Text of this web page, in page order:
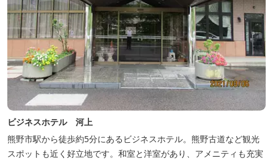
ビジネスホテル 河上
熊野市駅から徒歩約5分にあるビジネスホテル。熊野古道など観光
スポットも近く好立地です。和室と洋室があり、アメニティも充実